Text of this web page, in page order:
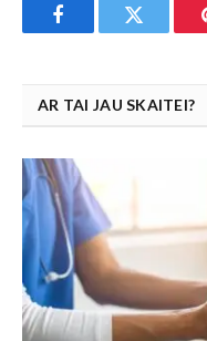
FacebookTwitter
AR TAI JAU SKAITEI?